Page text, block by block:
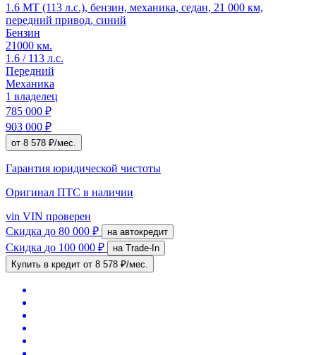
1.6 MT (113 л.с.), бензин, механика, седан, 21 000 км,
передний привод, синий
Бензин
21000 км.
1.6 / 113 л.с.
Передний
Механика
1 владелец
785 000 ₽
903 000 ₽
от 8 578 ₽/мес.
Гарантия юридической чистоты
Оригинал ПТС в наличии
vin VIN проверен
Скидка до 80 000 ₽ на автокредит
Скидка до 100 000 ₽
на Trade-In
Купить в кредит от 8 578 ₽/мес.